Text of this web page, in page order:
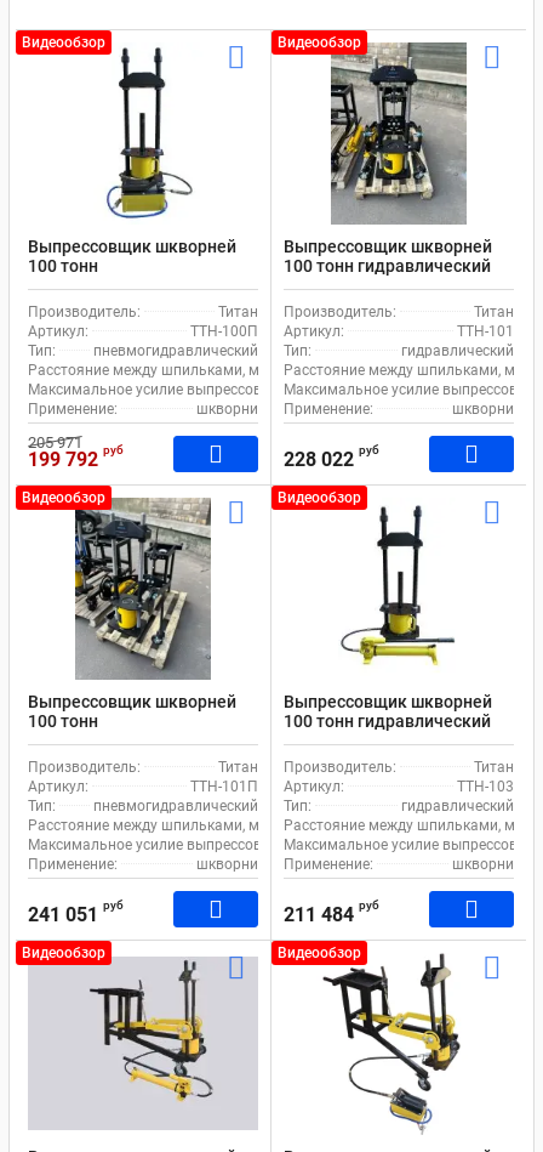
Видеообзор
Выпрессовщик шкворней
100 тонн
пневмогидравлический
шкворнедав для
грузовиков Титан
ТТН-100П, с педалью
Производитель:
Титан
Артикул:
ТТН-100П
Тип:
пневмогидравлический
Расстояние между шпильками, мм:
190
Максимальное усилие выпрессовщика, т: 100
Применение:
шкворни
205 971
199 792 руб
Видеообзор
Выпрессовщик шкворней
100 тонн гидравлический
шкворнедав для
грузовиков на тележке
Титан ТТН-101
Производитель:
Титан
Артикул:
ТТН-101
Тип:
гидравлический
Расстояние между шпильками, мм:
Максимальное усилие
Применение:
шкворни
228 022 руб
Видеообзор
Выпрессовщик шкворней
100 тонн
пневмогидравлический
шкворнедав для
грузовиков на тележке
Титан ТТН-101П
Производитель:
Титан
Артикул:
ТТН-101П
Тип:
пневмогидравлический
Расстояние между шпильками, мм:
190
Максимальное усилие выпрессовщика, т: 100
Применение:
шкворни
241 051 руб
Видеообзор
Выпрессовщик шкворней
100 тонн гидравлический
шкворнедав для
грузовиков Титан ТТН-103
Производитель:
Титан
Артикул:
ТТН-103
Тип:
гидравлический
Расстояние между шпильками, мм:
Максимальное усилие
Применение:
шкворни
211 484 руб
Видеообзор Видеообзор